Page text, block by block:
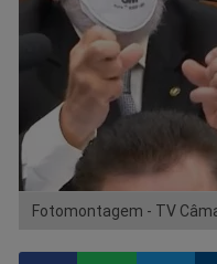
Fotomontagem - TV